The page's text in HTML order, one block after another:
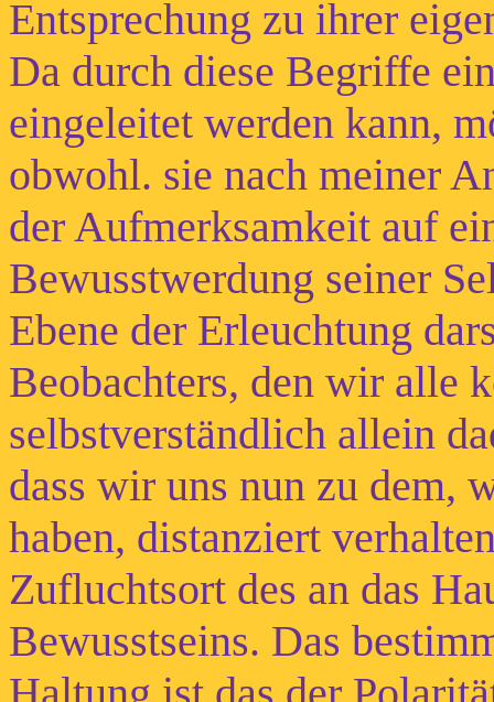
Entsprechung zu ihrer
Da durch diese Begriffe
eingeleitet werden kann,
obwohl. sie nach meiner
der Aufmerksamkeit auf
Bewusstwerdung seiner
Ebene der Erleuchtung
Beobachters, den wir alle
selbstverständlich allein
dass wir uns nun zu dem,
haben, distanziert
Zufluchtsort des an das
Bewusstseins. Das